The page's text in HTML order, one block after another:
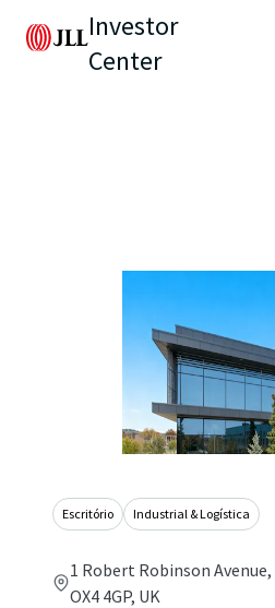
Investor
Center
Escritório Industrial & Logística
1 Robert Robinson
OX4 4GP, UK